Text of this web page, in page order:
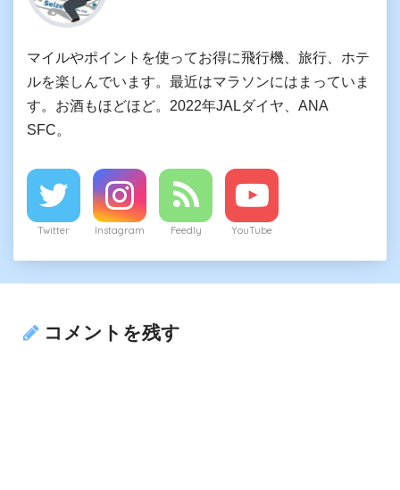
マイルやポイントを使ってお得に飛行機、旅行、ホテ
ルを楽しんでいます。最近はマラソンにはまっていま
す。お酒もほどほど。2022年JALダイヤ、ANA
SFC。
Twitter Instagram Feedly YouTube
コメントを残す